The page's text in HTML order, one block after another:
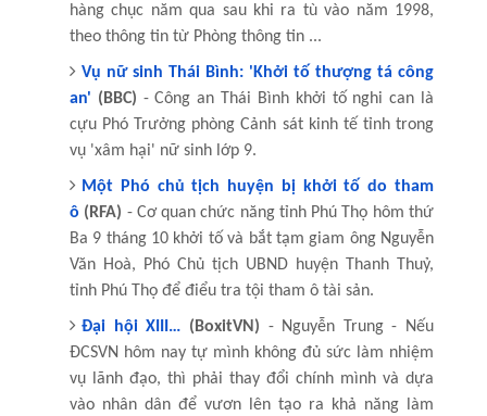
hàng chục năm qua sau khi ra tù vào năm 1998,
theo thông tin từ Phòng thông tin ...
Vụ nữ sinh Thái Bình: 'Khởi tố thượng tá công
an' (BBC) - Công an Thái Bình khởi tố nghi can là
cựu Phó Trưởng phòng Cảnh sát kinh tế tỉnh trong
vụ 'xâm hại' nữ sinh lớp 9.
Một Phó chủ tịch huyện bị khởi tố do tham
ô (RFA) - Cơ quan chức năng tỉnh Phú Thọ hôm thứ
Ba 9 tháng 10 khởi tố và bắt tạm giam ông Nguyễn
Văn Hoà, Phó Chủ tịch UBND huyện Thanh Thuỷ,
tỉnh Phú Thọ để điểu tra tội tham ô tài sản.
Đại hội XIII… (BoxitVN) - Nguyễn Trung - Nếu
ĐCSVN hôm nay tự mình không đủ sức làm nhiệm
vụ lãnh đạo, thì phải thay đổi chính mình và dựa
vào nhân dân để vươn lên tạo ra khả năng làm